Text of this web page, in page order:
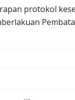
protokol